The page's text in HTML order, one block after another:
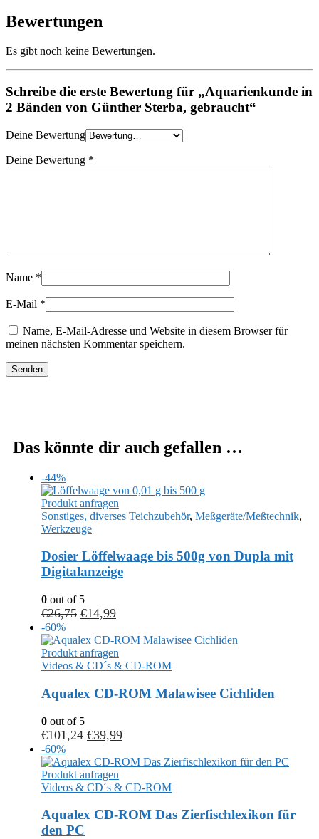
Bewertungen
Es gibt noch keine Bewertungen.
Schreibe die erste Bewertung für „Aquarienkunde in
2 Bänden von Günther Sterba, gebraucht“
Deine Bewertung
Deine Bewertung *
Name *
E-Mail *
Name, E-Mail-Adresse und Website in diesem Browser für
meinen nächsten Kommentar speichern.
Das könnte dir auch gefallen …
-44%
Produkt anfragen
Sonstiges, diverses Teichzubehör, Meßgeräte/Meßtechnik,
Werkzeuge
Dosier Löffelwaage bis 500g von Dupla mit
Digitalanzeige
0 out of 5
€26,75 €14,99
-60%
Produkt anfragen
Videos & CD´s & CD-ROM
Aqualex CD-ROM Malawisee Cichliden
0 out of 5
€101,24 €39,99
-60%
Produkt anfragen
Videos & CD´s & CD-ROM
Aqualex CD-ROM Das Zierfischlexikon für
den PC